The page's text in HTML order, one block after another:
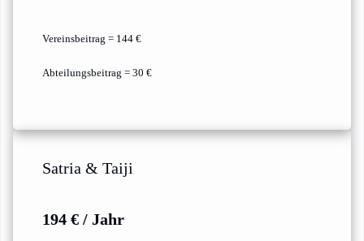
Vereinsbeitrag = 144 €
Abteilungsbeitrag = 30 €
Satria & Taiji
194 € / Jahr